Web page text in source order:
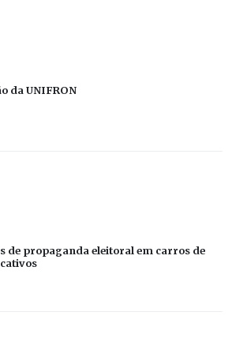
da UNIFRON
de propaganda eleitoral em carros de